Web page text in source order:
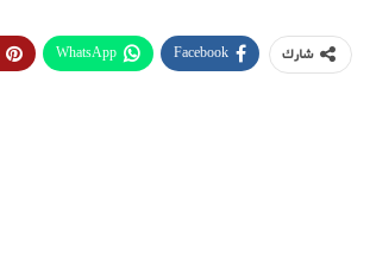
شارك Facebook
WhatsApp